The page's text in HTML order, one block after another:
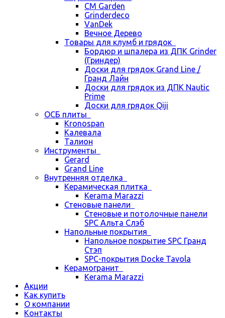
CM Garden
Grinderdeco
VanDek
Вечное Дерево
Товары для клумб и грядок
Бордюр и шпалера из ДПК Grinder
(Гриндер)
Доски для грядок Grand Line /
Гранд Лайн
Доски для грядок из ДПК Nautic
Prime
Доски для грядок Qiji
ОСБ плиты
Kronospan
Калевала
Талион
Инструменты
Gerard
Grand Line
Внутренняя отделка
Керамическая плитка
Kerama Marazzi
Стеновые панели
Стеновые и потолочные панели
SPC Альта Слэб
Напольные покрытия
Напольное покрытие SPC Гранд
Стэп
SPC-покрытия Docke Tavola
Керамогранит
Kerama Marazzi
Акции
Как купить
О компании
Контакты